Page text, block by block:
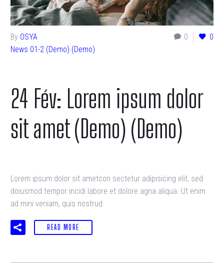
0 0
By OSYA
News 01-2 (Demo) (Demo)
24 Fév: Lorem ipsum dolor
sit amet (Demo) (Demo)
Lorem ipsum dolor sit ametcon sectetur adipisicing elit, sed
doiusmod tempor incidi labore et dolore agna aliqua. Ut enim
ad mini veniam, quis nostrud
READ MORE